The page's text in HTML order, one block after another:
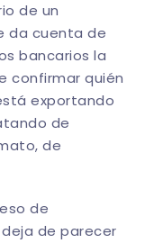
de un
da cuenta de
bancarios la
confirmar quién
exportando
de
de
de
de parecer